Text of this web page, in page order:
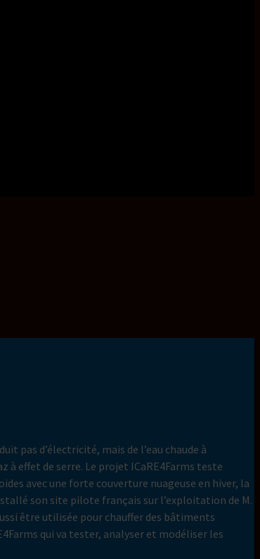
pas d’électricité, mais de l’eau chaude à
effet de serre. Le projet ICaRE4Farms teste
avec une forte couverture nuageuse en hiver, la
son site pilote français sur l’exploitation de M.
être utilisée pour chauffer des bâtiments
qui va tester, analyser et modéliser les